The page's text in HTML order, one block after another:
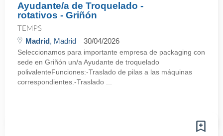
Ayudante/a de Troquelado -
rotativos - Griñón
TEMPS
Madrid, Madrid 30/04/2026
Seleccionamos para importante empresa de packaging con
sede en Griñón un/a Ayudante de troquelado
polivalenteFunciones:-Traslado de pilas a las máquinas
correspondientes.-Traslado ...